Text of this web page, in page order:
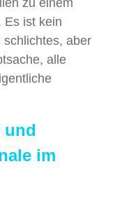
zu einem
Es ist kein
schlichtes, aber
alle
und
im